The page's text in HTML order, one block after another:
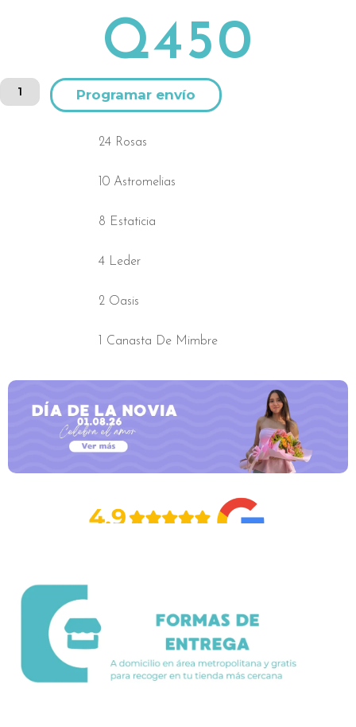
Q450
Canasta
de
24 Rosas
10 Astromelias
8 Estaticia
4 Leder
2 Oasis
1 Canasta De Mimbre